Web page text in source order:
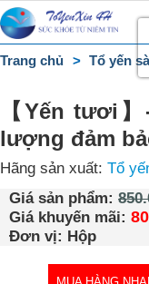
Trang
chủ
MỤC
Trang chủ Tổ yến
【Yến tươi
lượng đảm
Hãng sản xuất: Tổ
Giá sản phẩm:
Giá khuyến mãi:
Đơn vị: Hộp